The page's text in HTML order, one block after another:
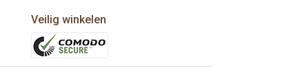
Veilig winkelen